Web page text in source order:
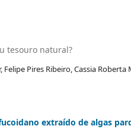
tesouro natural?
Felipe Pires Ribeiro, Cassia Roberta
extraído de algas